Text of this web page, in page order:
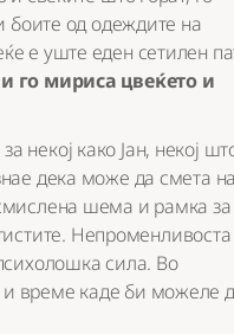
боите од одеждите на
е уште еден сетилен
го мириса цвеќето и
некој како Јан, некој
дека може да смета на
шема и рамка за
Непроменливоста
сила. Во
и време каде би можеле